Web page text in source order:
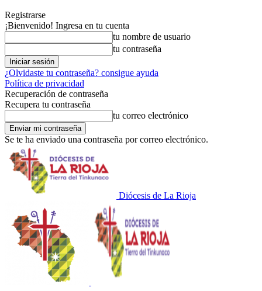
Registrarse
¡Bienvenido! Ingresa en tu cuenta
tu nombre de usuario
tu contraseña
¿Olvidaste tu contraseña? consigue ayuda
Política de privacidad
Recuperación de contraseña
Recupera tu contraseña
tu correo electrónico
Se te ha enviado una contraseña por correo electrónico.
Diócesis de La Rioja